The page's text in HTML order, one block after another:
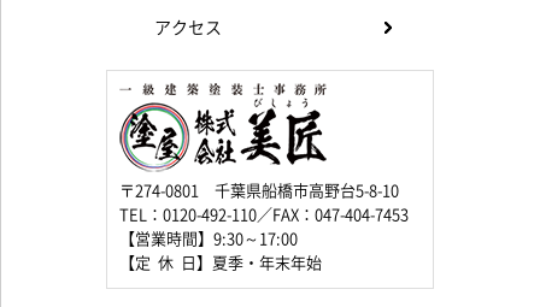
アクセス
〒274-0801 千葉県船橋市高野台5-8-10
TEL：0120-492-110／FAX：047-404-7453
【営業時間】9:30～17:00
【定 休 日】夏季・年末年始